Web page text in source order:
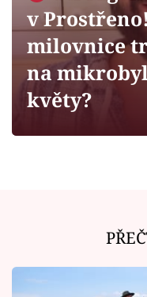
Sledujte prima+
Filmový
Sledujte nás
v
milovnice
na
květy?